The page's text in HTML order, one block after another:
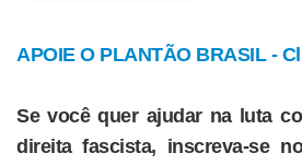
APOIE O PLANTÃO BRASIL -
Se você quer ajudar na luta
direita fascista, inscreva-se